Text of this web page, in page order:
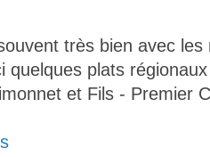
très bien avec
quelques plats
et Fils - Premier